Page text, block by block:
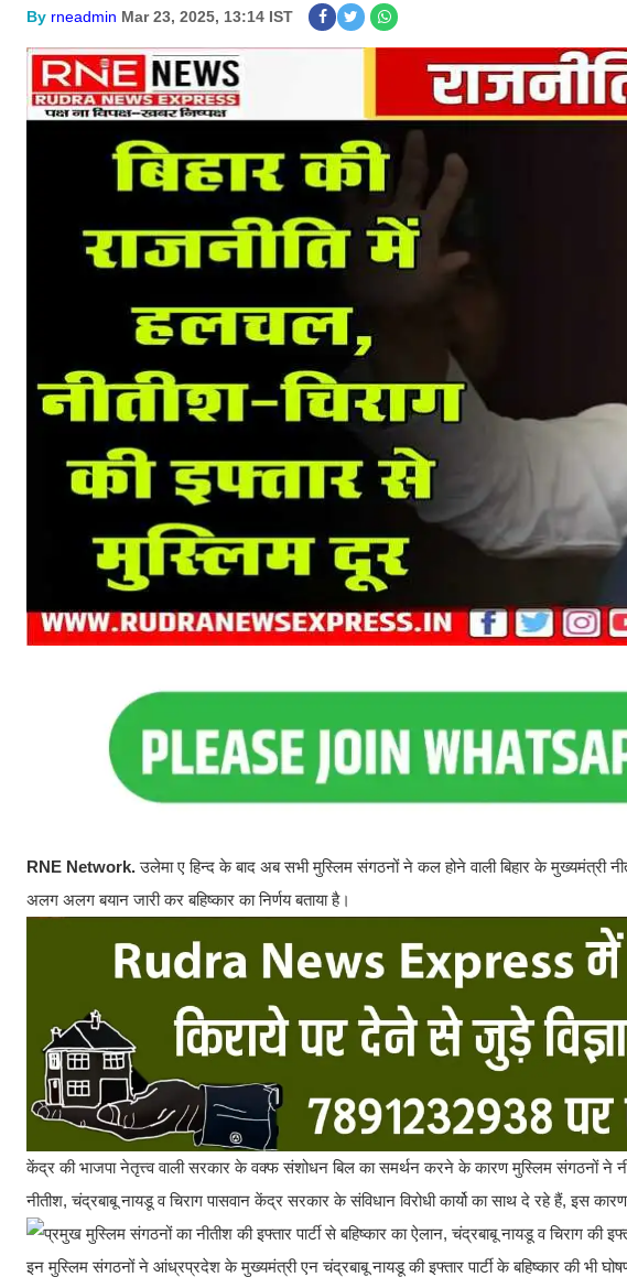
By rneadmin Mar 23, 2025, 13:14 IST
RNE Network.उलेमा ए हिन्द के बाद अब सभी मुस्लिम संगठनों ने कल होने वाली बिहार के मुख्यमंत्री
अलग अलग बयान जारी कर बहिष्कार का निर्णय बताया है।
केंद्र की भाजपा नेतृत्त्व वाली सरकार के वक्फ संशोधन बिल का समर्थन करने के कारण मुस्लिम संगठनों ने
नीतीश, चंद्रबाबू नायडू व चिराग पासवान केंद्र सरकार के संविधान विरोधी कार्यो का साथ दे रहे हैं, इस
इन मुस्लिम संगठनों ने आंध्रप्रदेश के मुख्यमंत्री एन चंद्रबाबू नायडू की इफ्तार पार्टी के बहिष्कार की भी